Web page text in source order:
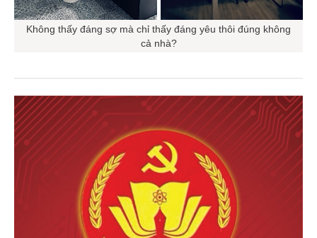
Không thấy đáng sợ mà chỉ thấy đáng yêu thôi đúng không
cả nhà?